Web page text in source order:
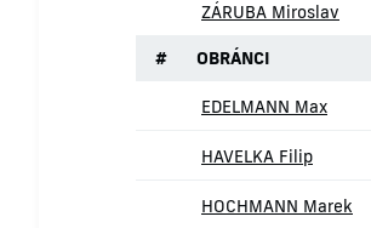
ZÁRUBA Miroslav
# OBRÁNCI
EDELMANN Max
HAVELKA Filip
HOCHMANN Marek